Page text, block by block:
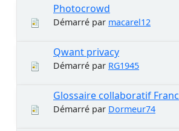
Photocrowd
Démarré par macarel12
Qwant privacy
Démarré par RG1945
Glossaire collaboratif
Démarré par Dormeur74